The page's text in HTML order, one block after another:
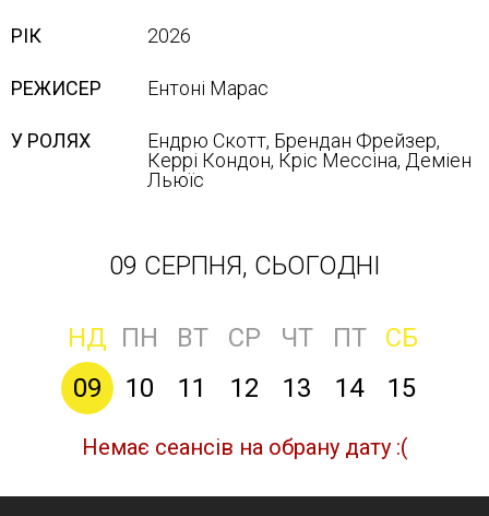
РІК 2026
РЕЖИСЕР Ентоні Марас
У РОЛЯХ
Ендрю Скотт, Брендан Фрейзер,
Керрі Кондон, Кріс Мессіна, Деміен
Льюїс
09 СЕРПНЯ, СЬОГОДНІ
НД ПН ВТ СР ЧТ ПТ
СБ
09
10 11 12 13 14 15
Немає сеансів на обрану дату :(